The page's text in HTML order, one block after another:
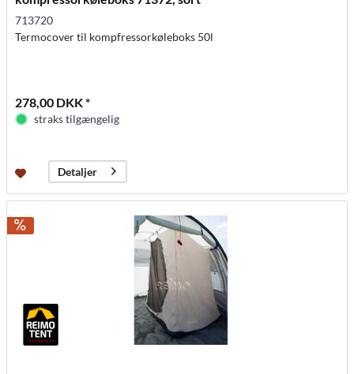
713720
Termocover til kompfressorkøleboks 50l
278,00 DKK *
straks tilgængelig
Detaljer